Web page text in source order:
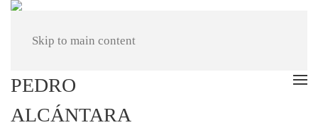
Skip to main content